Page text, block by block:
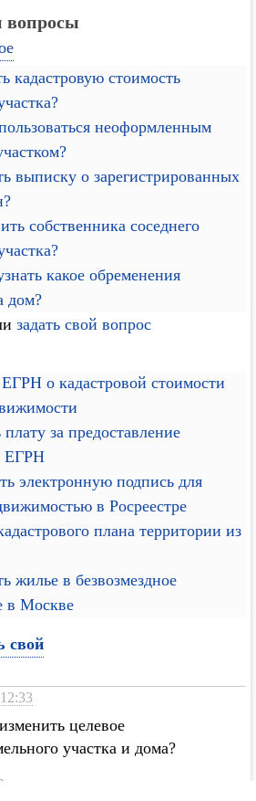
вопросы
кадастровую стоимость
неоформленным
выписку о зарегистрированных
собственника соседнего
какое обременения
дом?
задать свой вопрос
о кадастровой стоимости
за предоставление
ЕГРН
электронную подпись для
в Росреестре
плана территории из
жилье в безвозмездное
в Москве
свой
целевое
участка и дома?